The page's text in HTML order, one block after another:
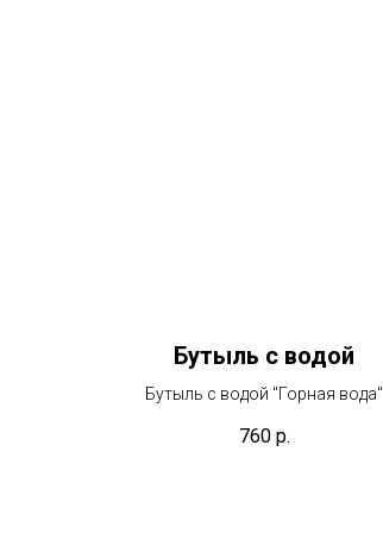
Бутыль с водой
Бутыль с водой "Горная вода"
760 р.